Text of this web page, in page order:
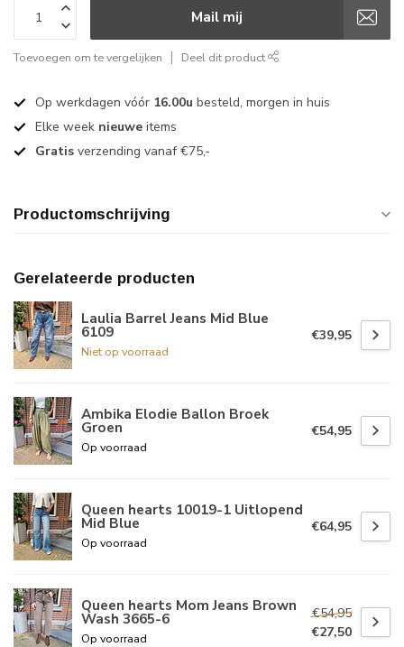
Mail mij
Toevoegen om te vergelijken Deel dit product
Op werkdagen vóór 16.00u besteld, morgen in huis
Elke week nieuwe items
Gratis verzending vanaf €75,-
Productomschrijving
Gerelateerde producten
Laulia Barrel Jeans Mid Blue
6109
Niet op voorraad
€39,95
Ambika Elodie Ballon Broek
Groen
Op voorraad
€54,95
Queen hearts 10019-1 Uitlopend
Mid Blue
Op voorraad
€64,95
Queen hearts Mom Jeans Brown
Wash 3665-6
Op voorraad
€54,95
€27,50